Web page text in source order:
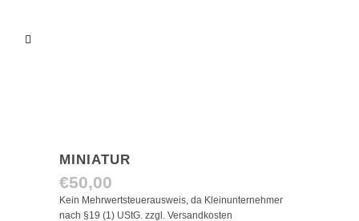
MINIATUR
€50,00
Kein Mehrwertsteuerausweis, da Kleinunternehmer
nach §19 (1) UStG. zzgl. Versandkosten